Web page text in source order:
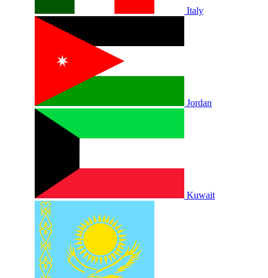
Italy
Jordan
Kuwait